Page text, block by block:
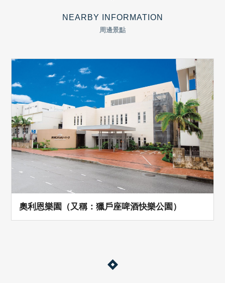
NEARBY INFORMATION
周邊景點
奧利恩樂園（又稱：獵戶座啤酒快樂公園）